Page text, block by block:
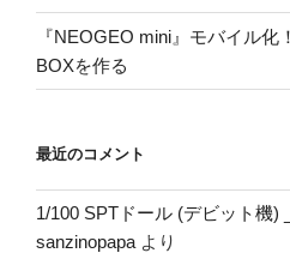
『NEOGEO mini』モバイル
BOXを作る
最近のコメント
1/100 SPTドール (デビット機)
sanzinopapa より